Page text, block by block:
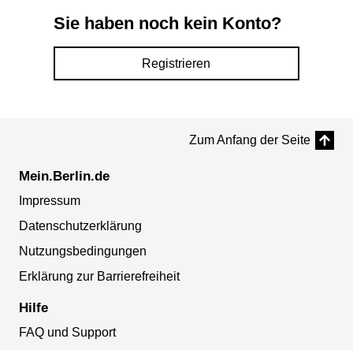
Sie haben noch kein Konto?
Registrieren
Zum Anfang der Seite
Mein.Berlin.de
Impressum
Datenschutzerklärung
Nutzungsbedingungen
Erklärung zur Barrierefreiheit
Hilfe
FAQ und Support